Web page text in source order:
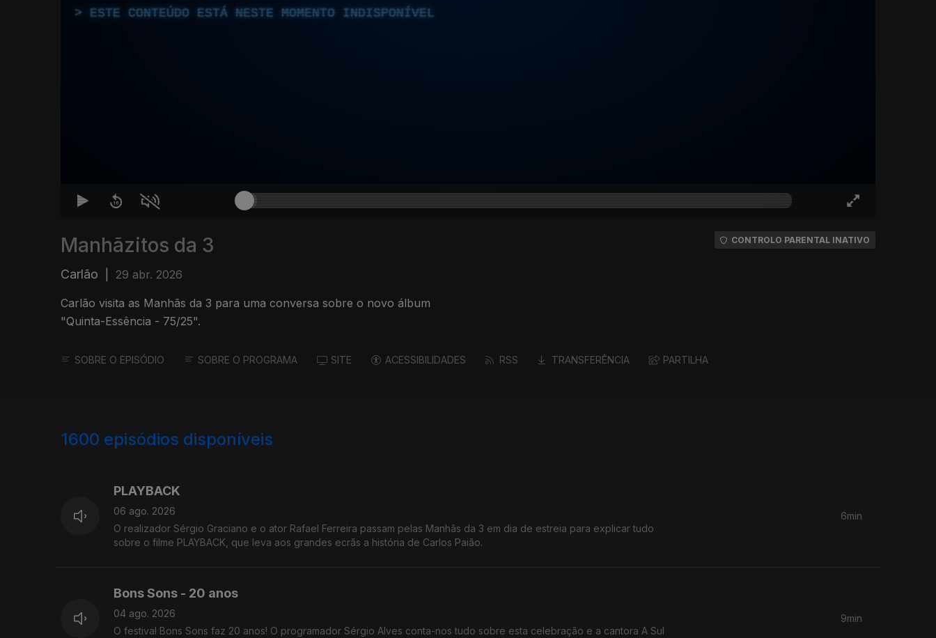
ESTE CONTEÚDO ESTÁ NESTE MOMENTO INDISPONÍVEL
Manhãzitos da 3
Carlão 29 abr. 2026
Carlão visita as Manhãs da 3 para uma conversa sobre o novo álbum
"Quinta-Essência - 75/25".
CONTROLO PARENTAL INATIVO
SOBRE O EPISÓDIO SOBRE O PROGRAMA SITE ACESSIBILIDADES RSS TRANSFERÊNCIA PARTILHA
1600 episódios disponíveis
PLAYBACK
06 ago. 2026
O realizador Sérgio Graciano e o ator Rafael Ferreira passam pelas Manhãs da 3 em dia de estreia para explicar tudo
sobre o filme PLAYBACK, que leva aos grandes ecrãs a história de Carlos Paião.
6min
Bons Sons - 20 anos
04 ago. 2026
O festival Bons Sons faz 20 anos! O programador Sérgio Alves conta-nos tudo sobre esta celebração e a cantora A Sul
9min